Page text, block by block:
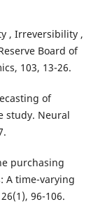
, Irreversibility ,
Board of
103, 13-26.
of
study. Neural
purchasing
A time-varying
96-106.